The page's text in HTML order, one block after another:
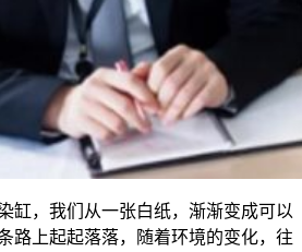
缸，我们从一张白纸，渐渐变成可以
路上起起落落，随着环境的变化，往